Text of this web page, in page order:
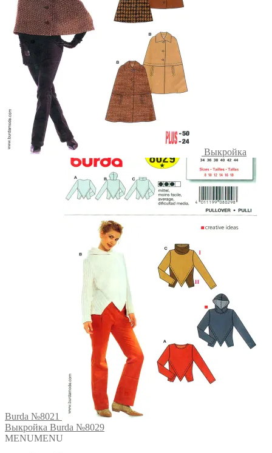
Выкройка
Burda №8021
Выкройка Burda №8029
MENUMENU